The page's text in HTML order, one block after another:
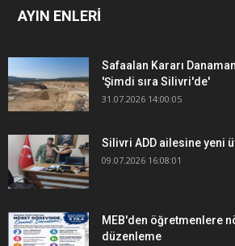
AYIN ENLERİ
Safaalan Kararı
'Şimdi sıra Silivri'de'
31.07.2026 14:00:05
Silivri ADD ailesine yeni
09.07.2026 16:08:01
MEB'den öğretmenlere
düzenleme